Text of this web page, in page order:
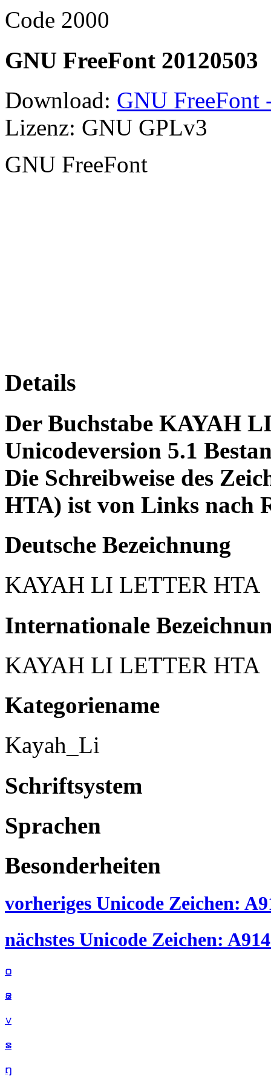
Code 2000
GNU FreeFont 20120503
Download: GNU FreeFont
Lizenz: GNU GPLv3
GNU FreeFont
Details
Der Buchstabe KAYAH
Unicodeversion 5.1
Die Schreibweise des
HTA) ist von Links nach
Deutsche Bezeichnung
KAYAH LI LETTER HTA
Internationale
KAYAH LI LETTER HTA
Kategoriename
Kayah_Li
Schriftsystem
Sprachen
Besonderheiten
vorheriges Unicode Zeichen:
nächstes Unicode Zeichen:
꤀
꤁
꤂
꤃
꤄